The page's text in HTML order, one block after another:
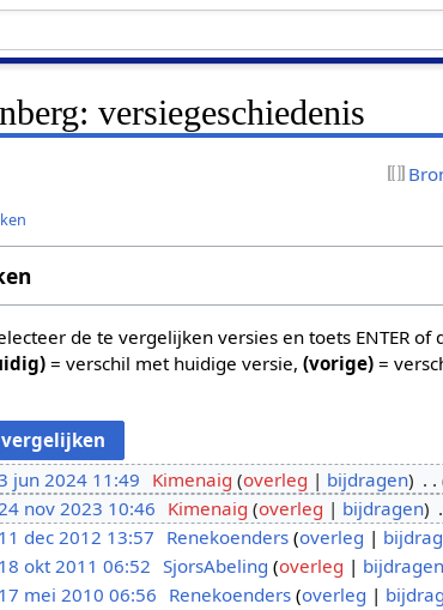
versiegeschiedenis
de te vergelijken versies en toets ENTER of
= verschil met huidige versie,(vorige) =
jun 2024 11:49 Kimenaig overleg bijdragen
nov 2023 10:46 Kimenaig overleg bijdragen
11 dec 2012 13:57 Renekoenders overleg
18 okt 2011 06:52 SjorsAbeling overleg bijdragen
17 mei 2010 06:56 Renekoenders overleg